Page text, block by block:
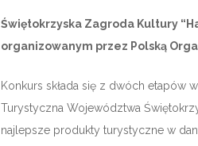
Świętokrzyska Zagroda Kultury
organizowanym przez Polską
Konkurs składa się z dwóch etapów
Turystyczna Województwa
najlepsze produkty turystyczne w